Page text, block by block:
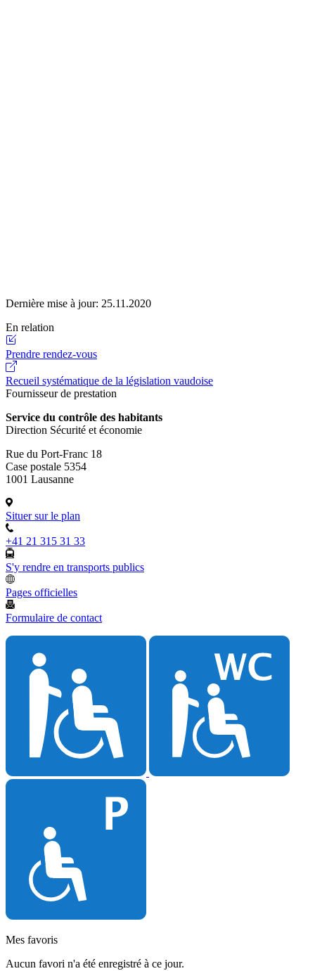
Dernière mise à jour: 25.11.2020
En relation
Prendre rendez-vous
Recueil systématique de la législation vaudoise
Fournisseur de prestation
Service du contrôle des habitants
Direction Sécurité et économie
Rue du Port-Franc 18
Case postale 5354
1001 Lausanne
Situer sur le plan
+41 21 315 31 33
S'y rendre en transports publics
Pages officielles
Formulaire de contact
Mes favoris
Aucun favori n'a été enregistré à ce jour.